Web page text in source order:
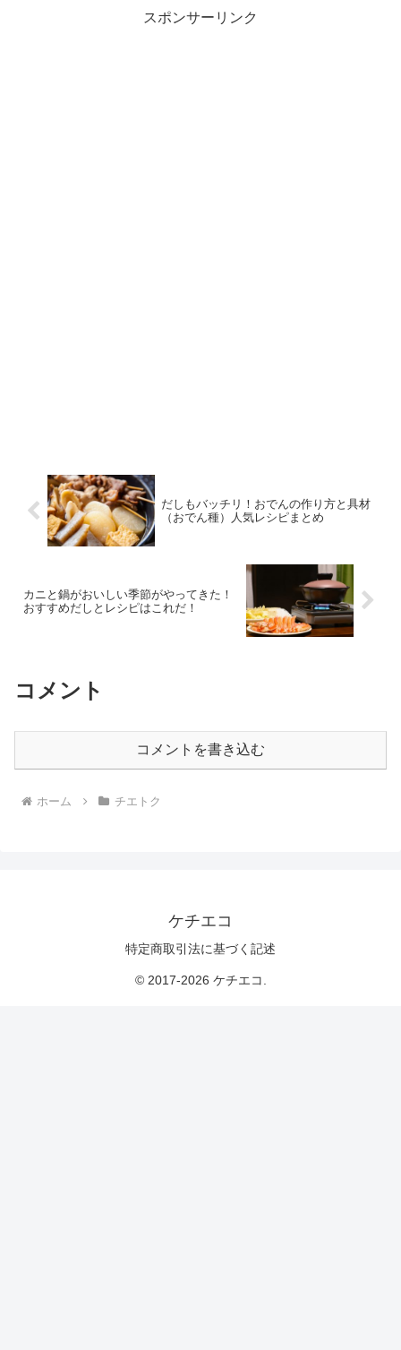
スポンサーリンク
だしもバッチリ！おでんの作り方と具材
（おでん種）人気レシピまとめ
カニと鍋がおいしい季節がやってきた！
おすすめだしとレシピはこれだ！
コメント
コメントを書き込む
ホーム チエトク
ケチエコ
特定商取引法に基づく記述
© 2017-2026 ケチエコ.